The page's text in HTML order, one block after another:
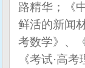
路精华；《
鲜活的新闻
考数学》、
《考试·高